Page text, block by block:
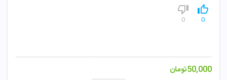
0
0
50,000تومان